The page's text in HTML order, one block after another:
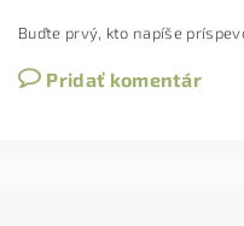
Buďte prvý, kto napíše
Pridať komentár